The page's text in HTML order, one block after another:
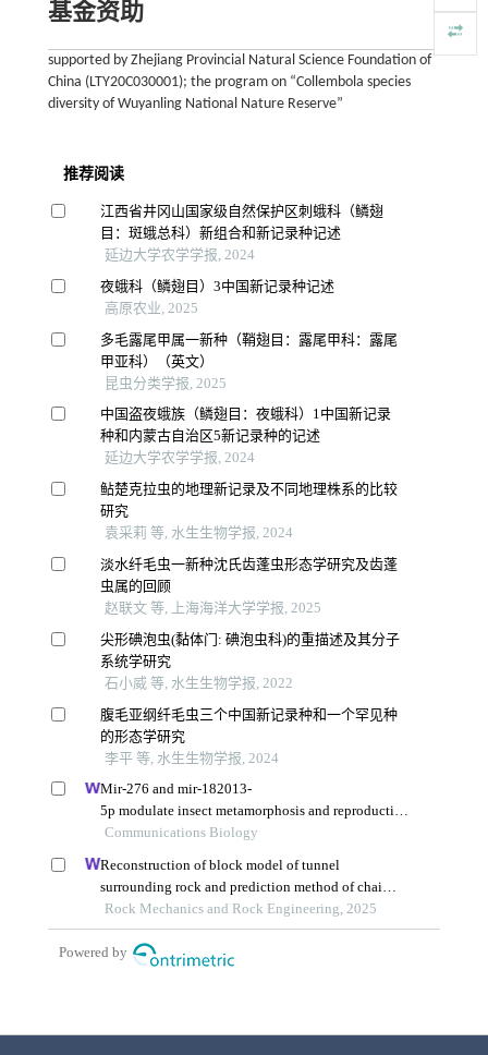
基金资助
supported by Zhejiang Provincial Natural Science Foundation of
China (LTY20C030001); the program on “Collembola species
diversity of Wuyanling National Nature Reserve”